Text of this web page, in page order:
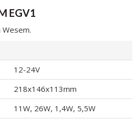
EGV1
Wesem.
12-24V
218x146x113mm
11W, 26W, 1,4W, 5,5W